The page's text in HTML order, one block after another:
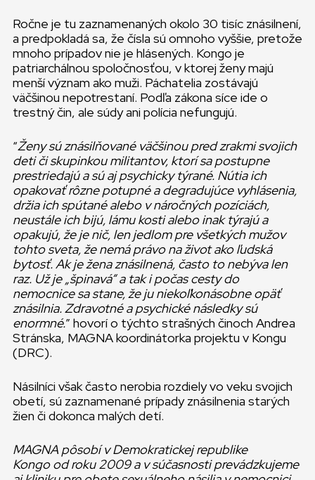
Ročne je tu zaznamenaných okolo 30 tisíc znásilnení,
a predpokladá sa, že čísla sú omnoho vyššie, pretože
mnoho prípadov nie je hlásených. Kongo je
patriarchálnou spoločnosťou, v ktorej ženy majú
menší význam ako muži. Páchatelia zostávajú
väčšinou nepotrestaní. Podľa zákona síce ide o
trestný čin, ale súdy ani polícia nefungujú.
“Ženy sú znásilňované väčšinou pred zrakmi svojich
deti či skupinkou militantov, ktorí sa postupne
prestriedajú a sú aj psychicky týrané. Nútia ich
opakovať rôzne potupné a degradujúce vyhlásenia,
držia ich spútané alebo v náročných pozíciách,
neustále ich bijú, lámu kosti alebo inak týrajú a
opakujú, že je nič, len jedlom pre všetkých mužov
tohto sveta, že nemá právo na život ako ľudská
bytosť. Ak je žena znásilnená, často to nebýva len
raz. Už je „špinavá“ a tak i počas cesty do
nemocnice sa stane, že ju niekoľkonásobne opäť
znásilnia. Zdravotné a psychické následky sú
enormné.” hovorí o týchto strašných činoch Andrea
Stránska, MAGNA koordinátorka projektu v Kongu
(DRC).
Násilníci však často nerobia rozdiely vo veku svojich
obetí, sú zaznamenané prípady znásilnenia starých
žien či dokonca malých detí.
MAGNA pôsobí v Demokratickej republike
Kongo od roku 2009 a v súčasnosti prevádzkujeme